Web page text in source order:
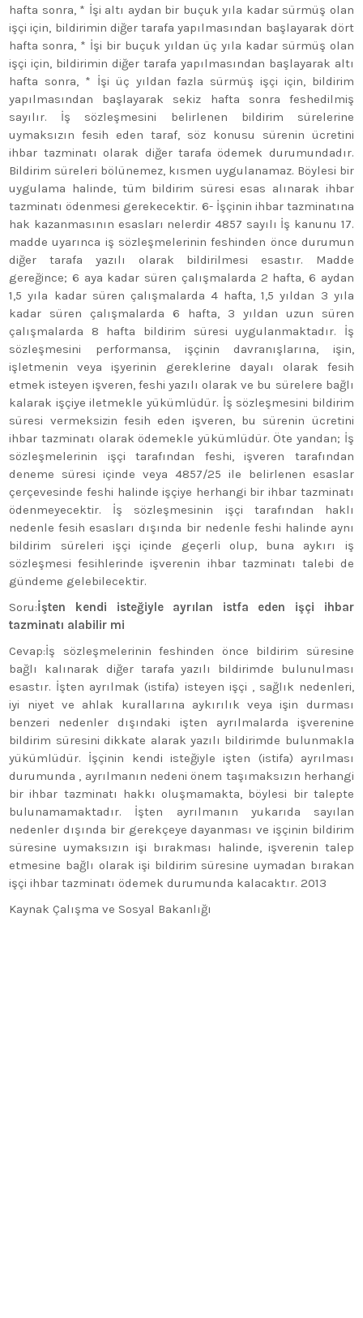
hafta sonra, * İşi altı aydan bir buçuk yıla kadar sürmüş olan
işçi için, bildirimin diğer tarafa yapılmasından başlayarak dört
hafta sonra, * İşi bir buçuk yıldan üç yıla kadar sürmüş olan
işçi için, bildirimin diğer tarafa yapılmasından başlayarak altı
hafta sonra, * İşi üç yıldan fazla sürmüş işçi için, bildirim
yapılmasından başlayarak sekiz hafta sonra feshedilmiş
sayılır. İş sözleşmesini belirlenen bildirim sürelerine
uymaksızın fesih eden taraf, söz konusu sürenin ücretini
ihbar tazminatı olarak diğer tarafa ödemek durumundadır.
Bildirim süreleri bölünemez, kısmen uygulanamaz. Böylesi bir
uygulama halinde, tüm bildirim süresi esas alınarak ihbar
tazminatı ödenmesi gerekecektir. 6- İşçinin ihbar tazminatına
hak kazanmasının esasları nelerdir 4857 sayılı İş kanunu 17.
madde uyarınca iş sözleşmelerinin feshinden önce durumun
diğer tarafa yazılı olarak bildirilmesi esastır. Madde
gereğince; 6 aya kadar süren çalışmalarda 2 hafta, 6 aydan
1,5 yıla kadar süren çalışmalarda 4 hafta, 1,5 yıldan 3 yıla
kadar süren çalışmalarda 6 hafta, 3 yıldan uzun süren
çalışmalarda 8 hafta bildirim süresi uygulanmaktadır. İş
sözleşmesini performansa, işçinin davranışlarına, işin,
işletmenin veya işyerinin gereklerine dayalı olarak fesih
etmek isteyen işveren, feshi yazılı olarak ve bu sürelere bağlı
kalarak işçiye iletmekle yükümlüdür. İş sözleşmesini bildirim
süresi vermeksizin fesih eden işveren, bu sürenin ücretini
ihbar tazminatı olarak ödemekle yükümlüdür. Öte yandan; İş
sözleşmelerinin işçi tarafından feshi, işveren tarafından
deneme süresi içinde veya 4857/25 ile belirlenen esaslar
çerçevesinde feshi halinde işçiye herhangi bir ihbar tazminatı
ödenmeyecektir. İş sözleşmesinin işçi tarafından haklı
nedenle fesih esasları dışında bir nedenle feshi halinde aynı
bildirim süreleri işçi içinde geçerli olup, buna aykırı iş
sözleşmesi fesihlerinde işverenin ihbar tazminatı talebi de
gündeme gelebilecektir.
Soru:İşten kendi isteğiyle ayrılan istfa eden işçi ihbar
tazminatı alabilir mi
Cevap:İş sözleşmelerinin feshinden önce bildirim süresine
bağlı kalınarak diğer tarafa yazılı bildirimde bulunulması
esastır. İşten ayrılmak (istifa) isteyen işçi , sağlık nedenleri,
iyi niyet ve ahlak kurallarına aykırılık veya işin durması
benzeri nedenler dışındaki işten ayrılmalarda işverenine
bildirim süresini dikkate alarak yazılı bildirimde bulunmakla
yükümlüdür. İşçinin kendi isteğiyle işten (istifa) ayrılması
durumunda , ayrılmanın nedeni önem taşımaksızın herhangi
bir ihbar tazminatı hakkı oluşmamakta, böylesi bir talepte
bulunamamaktadır. İşten ayrılmanın yukarıda sayılan
nedenler dışında bir gerekçeye dayanması ve işçinin bildirim
süresine uymaksızın işi bırakması halinde, işverenin talep
etmesine bağlı olarak işi bildirim süresine uymadan bırakan
işçi ihbar tazminatı ödemek durumunda kalacaktır. 2013
Kaynak Çalışma ve Sosyal Bakanlığı